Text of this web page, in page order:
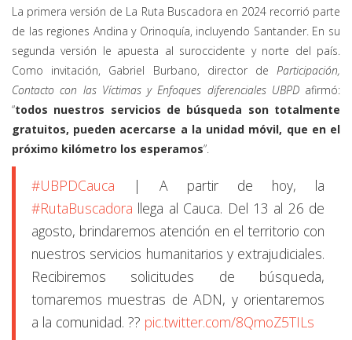
La primera versión de La Ruta Buscadora en 2024 recorrió parte
de las regiones Andina y Orinoquía, incluyendo Santander. En su
segunda versión le apuesta al suroccidente y norte del país.
Como invitación, Gabriel Burbano, director de Participación,
Contacto con las Víctimas y Enfoques diferenciales UBPDafirmó:
“todos nuestros servicios de búsqueda son totalmente
gratuitos, pueden acercarse a la unidad móvil, que en el
próximo kilómetro los esperamos”.
#UBPDCauca | A partir de hoy, la
#RutaBuscadora llega al Cauca. Del 13 al 26 de
agosto, brindaremos atención en el territorio con
nuestros servicios humanitarios y extrajudiciales.
Recibiremos solicitudes de búsqueda,
tomaremos muestras de ADN, y orientaremos
a la comunidad. ?? pic.twitter.com/8QmoZ5TILs